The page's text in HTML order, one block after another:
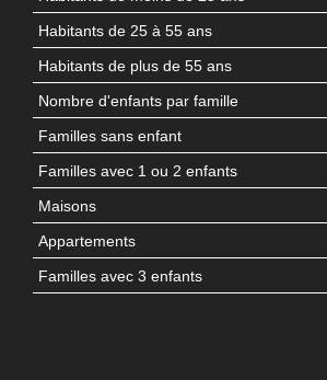
Habitants de 25 à 55 ans
Habitants de plus de 55 ans
Nombre d'enfants par famille
Familles sans enfant
Familles avec 1 ou 2 enfants
Maisons
Appartements
Familles avec 3 enfants